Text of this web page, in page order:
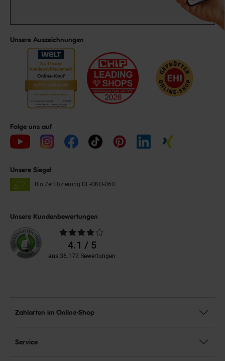
Unsere Auszeichnungen
Folge uns auf
Unsere Siegel
Bio Zertifizierung DE-ÖKO-060
Unsere Kundenbewertungen
Durchschnittliche
Bewertungen4.1 / 5
aus 36.172 Bewertungen
Zahlarten im Online-Shop
Service